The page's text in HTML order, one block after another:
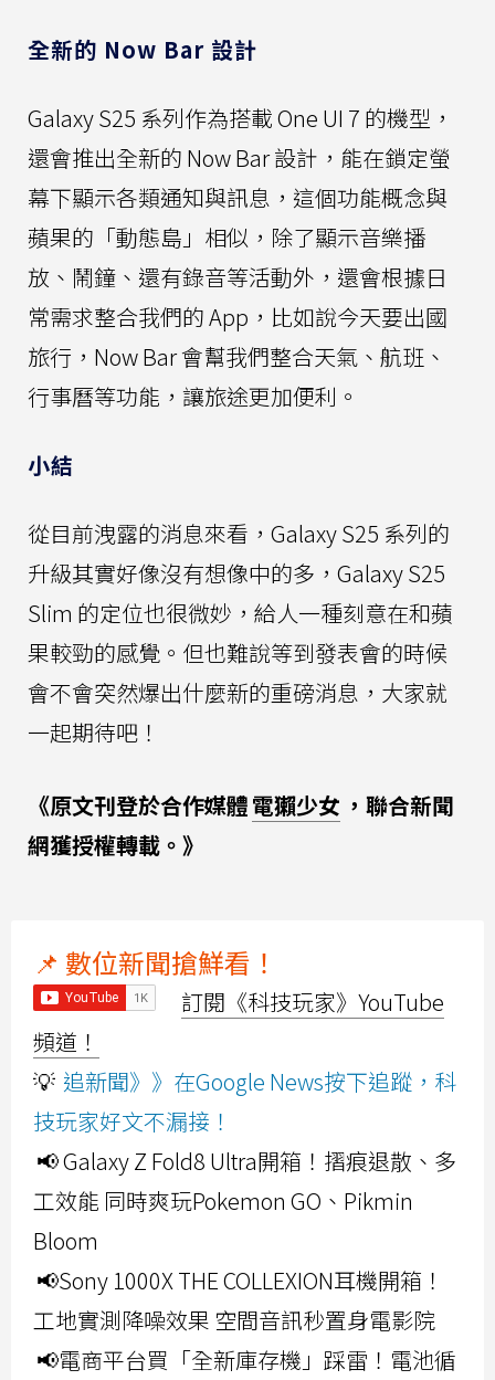
全新的 Now Bar 設計
Galaxy S25 系列作為搭載 One UI 7 的機型，
還會推出全新的 Now Bar 設計，能在鎖定螢
幕下顯示各類通知與訊息，這個功能概念與
蘋果的「動態島」相似，除了顯示音樂播
放、鬧鐘、還有錄音等活動外，還會根據日
常需求整合我們的 App，比如說今天要出國
旅行，Now Bar 會幫我們整合天氣、航班、
行事曆等功能，讓旅途更加便利。
小結
從目前洩露的消息來看，Galaxy S25 系列的
升級其實好像沒有想像中的多，Galaxy S25
Slim 的定位也很微妙，給人一種刻意在和蘋
果較勁的感覺。但也難說等到發表會的時候
會不會突然爆出什麼新的重磅消息，大家就
一起期待吧！
《原文刊登於合作媒體電獺少女 ，聯合新聞
網獲授權轉載。》
📌 數位新聞搶鮮看！
訂閱《科技玩家》YouTube
頻道！
💡 追新聞》》在Google News按下追蹤，科
技玩家好文不漏接！
📢 Galaxy Z Fold8 Ultra開箱！摺痕退散、多
工效能 同時爽玩Pokemon GO、Pikmin
Bloom
📢Sony 1000X THE COLLEXION耳機開箱！
工地實測降噪效果 空間音訊秒置身電影院
📢電商平台買「全新庫存機」踩雷！電池循